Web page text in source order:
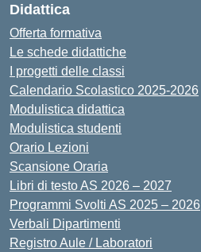
Didattica
Offerta formativa
Le schede didattiche
I progetti delle classi
Calendario Scolastico 2025-2026
Modulistica didattica
Modulistica studenti
Orario Lezioni
Scansione Oraria
Libri di testo AS 2026 – 2027
Programmi Svolti AS 2025 – 2026
Verbali Dipartimenti
Registro Aule / Laboratori